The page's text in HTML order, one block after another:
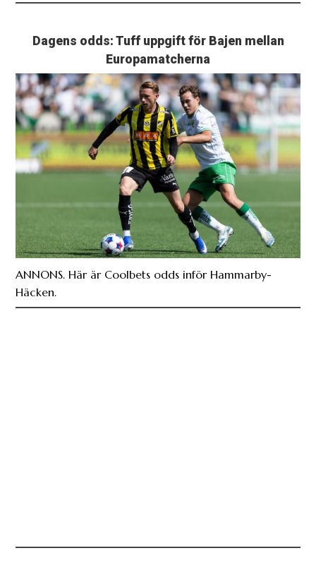
Dagens odds: Tuff uppgift för Bajen mellan
Europamatcherna
ANNONS. Här är Coolbets odds inför Hammarby-
Häcken.